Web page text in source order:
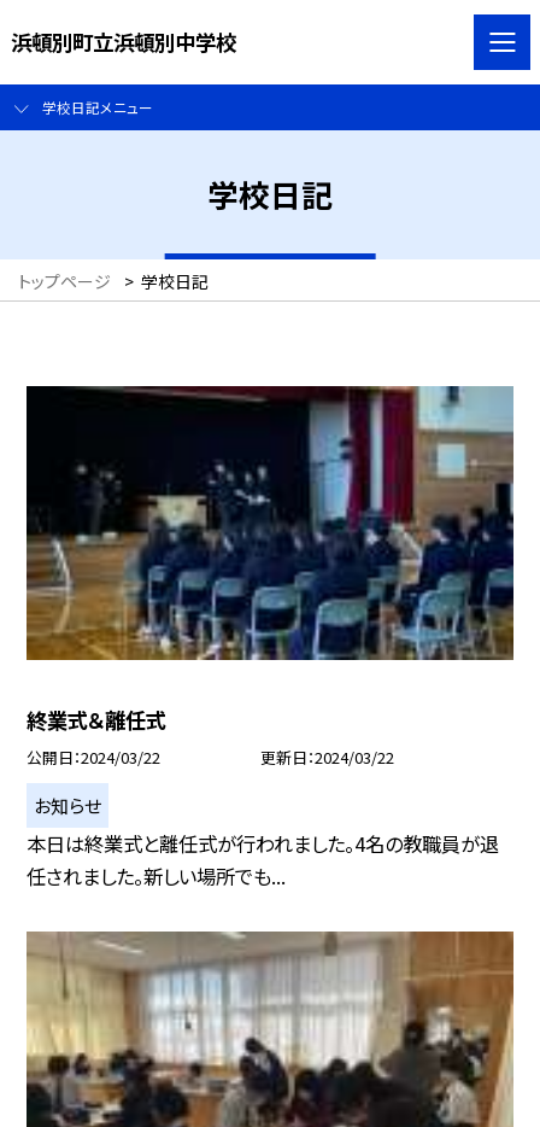
浜頓別町立浜頓別中学校
学校日記メニュー
学校日記
トップページ > 学校日記
終業式＆離任式
公開日 2024/03/22 更新日 2024/03/22
お知らせ
本日は終業式と離任式が行われました。4名の教職員が退
任されました。新しい場所でも...